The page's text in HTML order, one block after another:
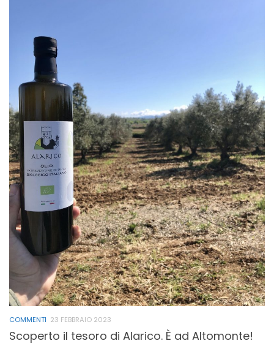
COMMENTI 23 FEBBRAIO 2023
Scoperto il tesoro di Alarico. È ad Altomonte!